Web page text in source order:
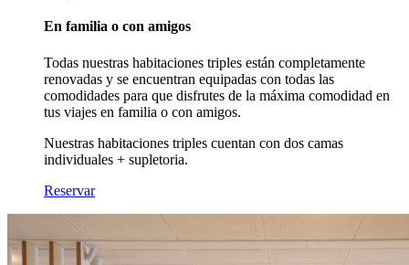
En familia o con amigos
Todas nuestras habitaciones triples están completamente
renovadas y se encuentran equipadas con todas las
comodidades para que disfrutes de la máxima comodidad en
tus viajes en familia o con amigos.
Nuestras habitaciones triples cuentan con dos camas
individuales + supletoria.
Reservar